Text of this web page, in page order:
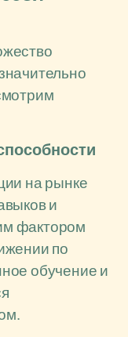
на рынке
и
фактором
по
обучение и